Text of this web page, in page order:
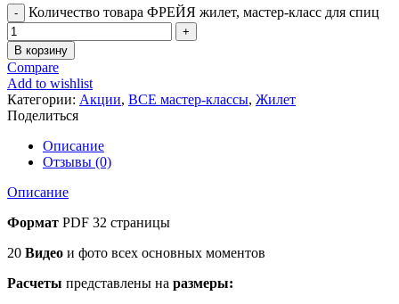
Количество товара ФРЕЙЯ жилет, мастер-класс для спиц
В корзину
Compare
Add to wishlist
Категории: Акции, ВСЕ мастер-классы, Жилет
Поделиться
Описание
Отзывы (0)
Описание
Формат PDF 32 страницы
20 Видео и фото всех основных моментов
Расчеты представлены на размеры: